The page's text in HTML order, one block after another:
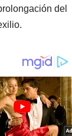
del